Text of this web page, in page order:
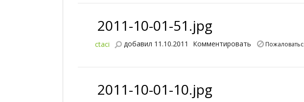
2011-10-01-51.jpg
ctaci добавил 11.10.2011 Комментировать
2011-10-01-10.jpg